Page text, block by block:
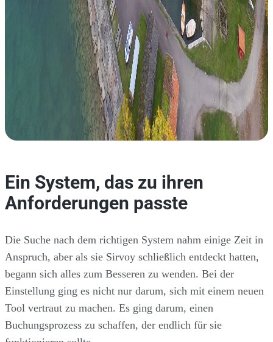
Ein System, das zu ihren
Anforderungen passte
Die Suche nach dem richtigen System nahm einige Zeit in
Anspruch, aber als sie Sirvoy schließlich entdeckt hatten,
begann sich alles zum Besseren zu wenden. Bei der
Einstellung ging es nicht nur darum, sich mit einem neuen
Tool vertraut zu machen. Es ging darum, einen
Buchungsprozess zu schaffen, der endlich für sie